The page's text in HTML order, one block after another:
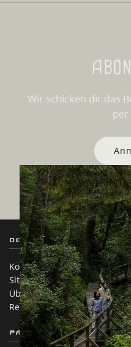
Wir schicken dir das
per
Destination BC
Kontakt
Sitemap
Über uns
Rechtliches & Richtlinien
Partnerseiten